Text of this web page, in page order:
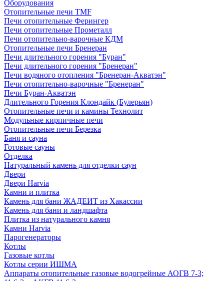
Оборудования
Отопительные печи TMF
Печи отопительные Ферингер
Печи отопительные Прометалл
Печи отопительно-варочные КДМ
Отопительные печи Бренеран
Печи длительного горения "Буран"
Печи длительного горения "Бренеран"
Печи водяного отопления "Бренеран-Акватэн"
Печи отопительно-варочные "Бренеран"
Печи Буран-Акватэн
Длительного Горения Клондайк (Булерьян)
Отопительные печи и камины Технолит
Модульные кирпичные печи
Отопительные печи Березка
Баня и сауна
Готовые сауны
Отделка
Натуральный камень для отделки саун
Двери
Двери Harvia
Камни и плитка
Камень для бани ЖАДЕИТ из Хакассии
Камень для бани и ландшафта
Плитка из натурального камня
Камни Harvia
Парогенераторы
Котлы
Газовые котлы
Котлы серии ИШМА
Аппараты отопительные газовые водогрейные АОГВ 7-3;